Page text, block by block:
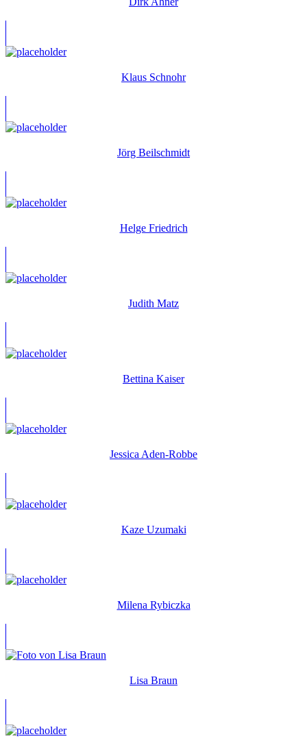
Klaus Schnohr
Jörg Beilschmidt
Helge Friedrich
Judith Matz
Bettina Kaiser
Jessica Aden-Robbe
Kaze Uzumaki
Milena Rybiczka
Lisa Braun